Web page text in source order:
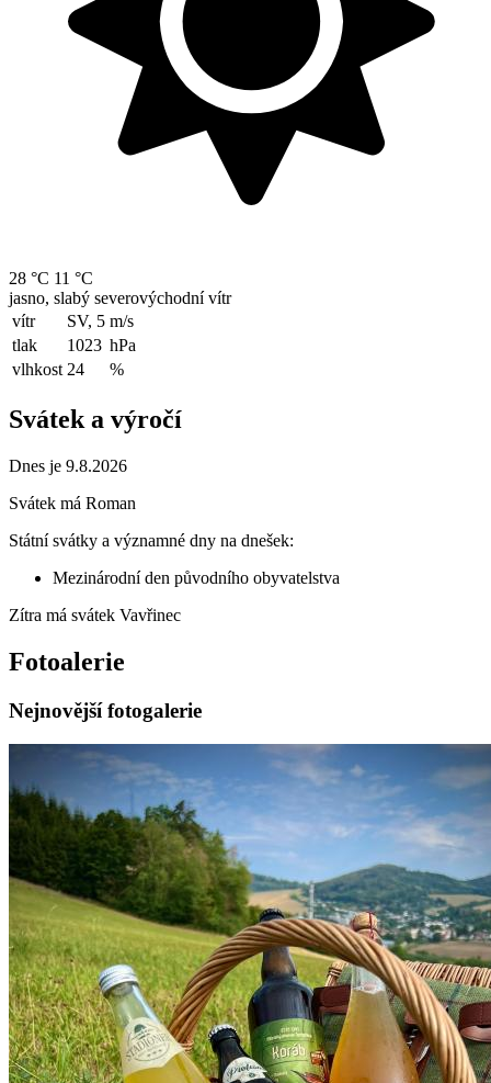
28 °C 11 °C
jasno, slabý severovýchodní vítr
vítr
SV, 5 m/s
tlak
1023 hPa
vlhkost 24 %
Svátek a výročí
Dnes je 9.8.2026
Svátek má Roman
Státní svátky a významné dny na dnešek:
Mezinárodní den původního obyvatelstva
Zítra má svátek Vavřinec
Fotoalerie
Nejnovější fotogalerie